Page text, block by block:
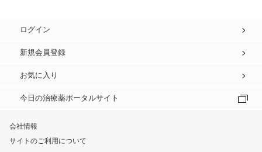
ログイン
新規会員登録
お気に入り
今日の治療薬ポータルサイト
会社情報
サイトのご利用について